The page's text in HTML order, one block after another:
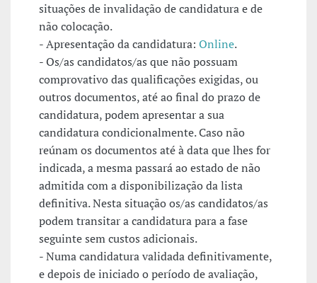
situações de invalidação de candidatura e de
não colocação.
- Apresentação da candidatura: Online.
- Os/as candidatos/as que não possuam
comprovativo das qualificações exigidas, ou
outros documentos, até ao final do prazo de
candidatura, podem apresentar a sua
candidatura condicionalmente. Caso não
reúnam os documentos até à data que lhes for
indicada, a mesma passará ao estado de não
admitida com a disponibilização da lista
definitiva. Nesta situação os/as candidatos/as
podem transitar a candidatura para a fase
seguinte sem custos adicionais.
- Numa candidatura validada definitivamente,
e depois de iniciado o período de avaliação,